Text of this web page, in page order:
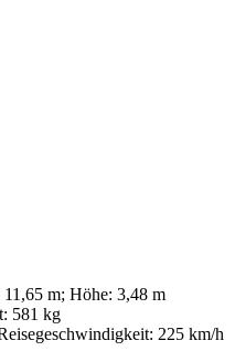
m; Höhe: 3,48 m
581 kg
225 km/h